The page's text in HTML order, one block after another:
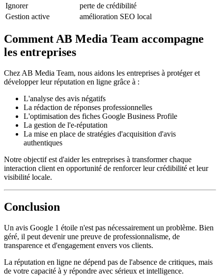
Ignorer
perte de crédibilité
Gestion active
amélioration SEO local
Comment AB Media Team accompagne
les entreprises
Chez AB Media Team, nous aidons les entreprises à protéger et
développer leur réputation en ligne grâce à :
L'analyse des avis négatifs
La rédaction de réponses professionnelles
L'optimisation des fiches Google Business Profile
La gestion de l'e-réputation
La mise en place de stratégies d'acquisition d'avis
authentiques
Notre objectif est d'aider les entreprises à transformer chaque
interaction client en opportunité de renforcer leur crédibilité et leur
visibilité locale.
Conclusion
Un avis Google 1 étoile n'est pas nécessairement un problème. Bien
géré, il peut devenir une preuve de professionnalisme, de
transparence et d'engagement envers vos clients.
La réputation en ligne ne dépend pas de l'absence de critiques, mais
de votre capacité à y répondre avec sérieux et intelligence.